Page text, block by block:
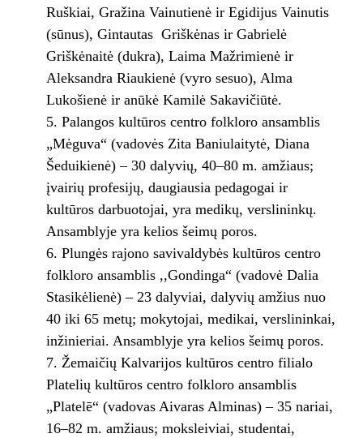
Ruškiai, Gražina Vainutienė ir Egidijus Vainutis
(sūnus), Gintautas Griškėnas ir Gabrielė
Griškėnaitė (dukra), Laima Mažrimienė ir
Aleksandra Riaukienė (vyro sesuo), Alma
Lukošienė ir anūkė Kamilė Sakavičiūtė.
Palangos kultūros centro folkloro ansamblis
„Mėguva“ (vadovės Zita Baniulaitytė, Diana
Šeduikienė) – 30 dalyvių, 40–80 m. amžiaus;
įvairių profesijų, daugiausia pedagogai ir
kultūros darbuotojai, yra medikų, verslininkų.
Ansamblyje yra kelios šeimų poros.
Plungės rajono savivaldybės kultūros centro
folkloro ansamblis ,,Gondinga“ (vadovė Dalia
Stasikėlienė) – 23 dalyviai, dalyvių amžius nuo
40 iki 65 metų; mokytojai, medikai, verslininkai,
inžinieriai. Ansamblyje yra kelios šeimų poros.
Žemaičių Kalvarijos kultūros centro filialo
Platelių kultūros centro folkloro ansamblis
„Platelē“ (vadovas Aivaras Alminas) – 35 nariai,
16–82 m. amžiaus; moksleiviai, studentai,